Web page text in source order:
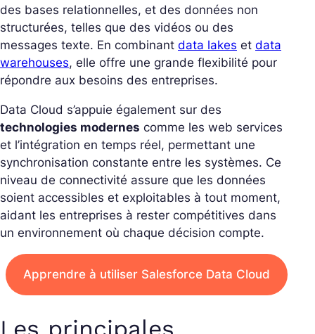
des bases relationnelles, et des données non
structurées, telles que des vidéos ou des
messages texte. En combinant data lakes et data
warehouses, elle offre une grande flexibilité pour
répondre aux besoins des entreprises.
Data Cloud s’appuie également sur des
technologies modernes comme les web services
et l’intégration en temps réel, permettant une
synchronisation constante entre les systèmes. Ce
niveau de connectivité assure que les données
soient accessibles et exploitables à tout moment,
aidant les entreprises à rester compétitives dans
un environnement où chaque décision compte.
Apprendre à utiliser Salesforce Data Cloud